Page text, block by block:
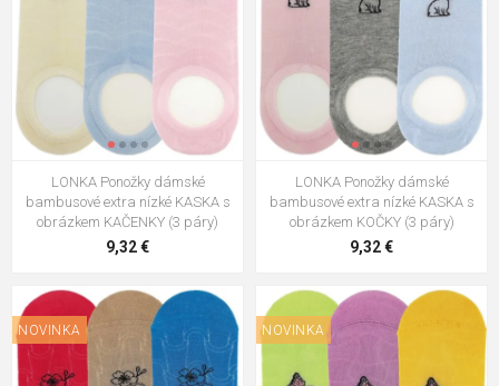
LONKA Ponožky dámské
bambusové extra nízké KASKA s
obrázkem KAČENKY (3 páry)
9,32 €
LONKA Ponožky dámské
bambusové extra nízké KASKA s
obrázkem KOČKY (3 páry)
9,32 €
NOVINKA NOVINKA